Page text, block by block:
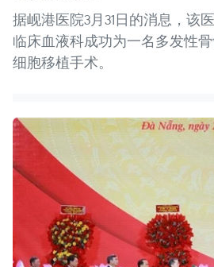
据岘港医院3月31日的消息，该
临床血液科成功为一名多发性
细胞移植手术。